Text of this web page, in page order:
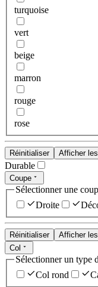
turquoise
vert
beige
marron
rouge
rose
Réinitialiser Afficher
Durable
Coupe
Sélectionner une
Droite
Réinitialiser
Afficher
Col
Sélectionner un type
Col rond